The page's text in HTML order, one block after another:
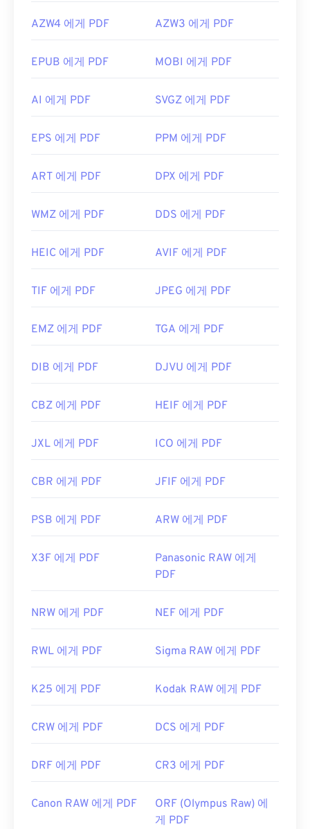
AZW4 에게 PDF AZW3 에게 PDF
EPUB 에게 PDF MOBI 에게 PDF
AI 에게 PDF SVGZ 에게 PDF
EPS 에게 PDF PPM 에게 PDF
ART 에게 PDF DPX 에게 PDF
WMZ 에게 PDF DDS 에게 PDF
HEIC 에게 PDF AVIF 에게 PDF
TIF 에게 PDF JPEG 에게 PDF
EMZ 에게 PDF TGA 에게 PDF
DIB 에게 PDF DJVU 에게 PDF
CBZ 에게 PDF HEIF 에게 PDF
JXL 에게 PDF ICO 에게 PDF
CBR 에게 PDF JFIF 에게 PDF
PSB 에게 PDF ARW 에게 PDF
X3F 에게 PDF
Panasonic RAW 에게
PDF
NRW 에게 PDF NEF 에게 PDF
RWL 에게 PDF Sigma RAW 에게 PDF
K25 에게 PDF Kodak RAW 에게 PDF
CRW 에게 PDF DCS 에게 PDF
DRF 에게 PDF CR3 에게 PDF
Canon RAW 에게 PDF
ORF (Olympus Raw) 에
게 PDF